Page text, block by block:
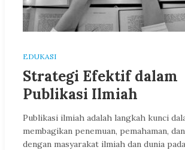
EDUKASI
Strategi Efektif dalam
Publikasi Ilmiah
Publikasi ilmiah adalah langkah kunci
membagikan penemuan, pemahaman,
dengan masyarakat ilmiah dan dunia